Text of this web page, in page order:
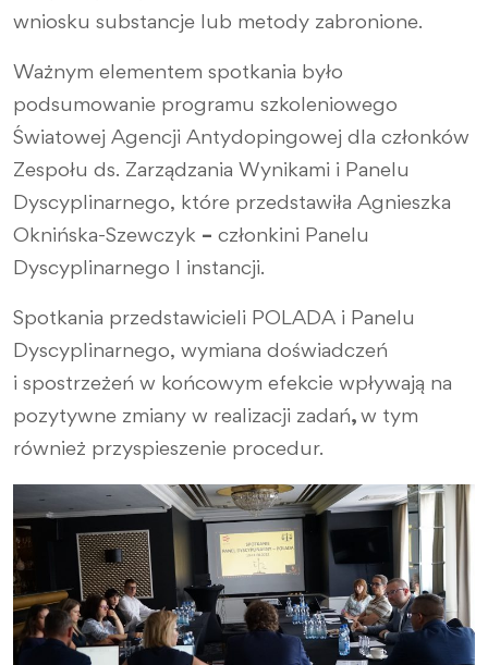
wniosku substancje lub metody zabronione.
Ważnym elementem spotkania było
podsumowanie programu szkoleniowego
Światowej Agencji Antydopingowej dla członków
Zespołu ds. Zarządzania Wynikami i Panelu
Dyscyplinarnego, które przedstawiła Agnieszka
Oknińska-Szewczyk – członkini Panelu
Dyscyplinarnego I instancji.
Spotkania przedstawicieli POLADA i Panelu
Dyscyplinarnego, wymiana doświadczeń
i spostrzeżeń w końcowym efekcie wpływają na
pozytywne zmiany w realizacji zadań, w tym
również przyspieszenie procedur.